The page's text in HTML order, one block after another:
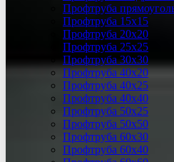
Профтруба
Профтруба 15х15
Профтруба 20х20
Профтруба 25х25
Профтруба 30х30
Профтруба 40х20
Профтруба 40х25
Профтруба 40х40
Профтруба 50х25
Профтруба 50х50
Профтруба 60х30
Профтруба 60х40